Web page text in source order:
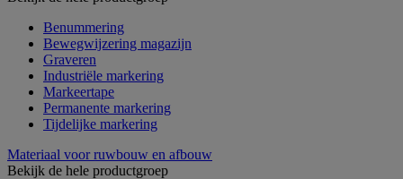
Benummering
Bewegwijzering magazijn
Graveren
Industriële markering
Markeertape
Permanente markering
Tijdelijke markering
Materiaal voor ruwbouw en afbouw
Bekijk de hele productgroep